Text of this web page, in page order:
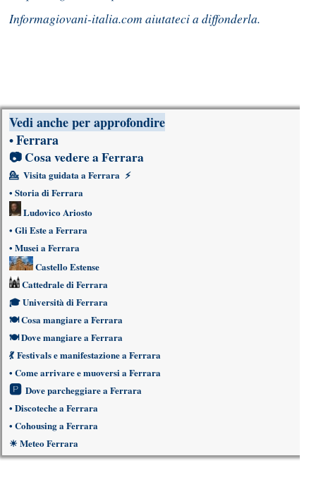
Informagiovani-italia.com aiutateci a diffonderla.
Vedi anche per approfondire
•Ferrara
📷 Cosa vedere a Ferrara
💁 Visita guidata a Ferrara ⚡
• Storia di Ferrara
Ludovico Ariosto
• Gli Este a Ferrara
• Musei a Ferrara
Castello Estense
Cattedrale di Ferrara
🎓Università di Ferrara
🍽Cosa mangiare a Ferrara
🍽Dove mangiare a Ferrara
💃 Festivals e manifestazione a Ferrara
• Come arrivare e muoversi a Ferrara
🅿 Dove parcheggiare a Ferrara
• Discoteche a Ferrara
• Cohousing a Ferrara
☀ Meteo Ferrara